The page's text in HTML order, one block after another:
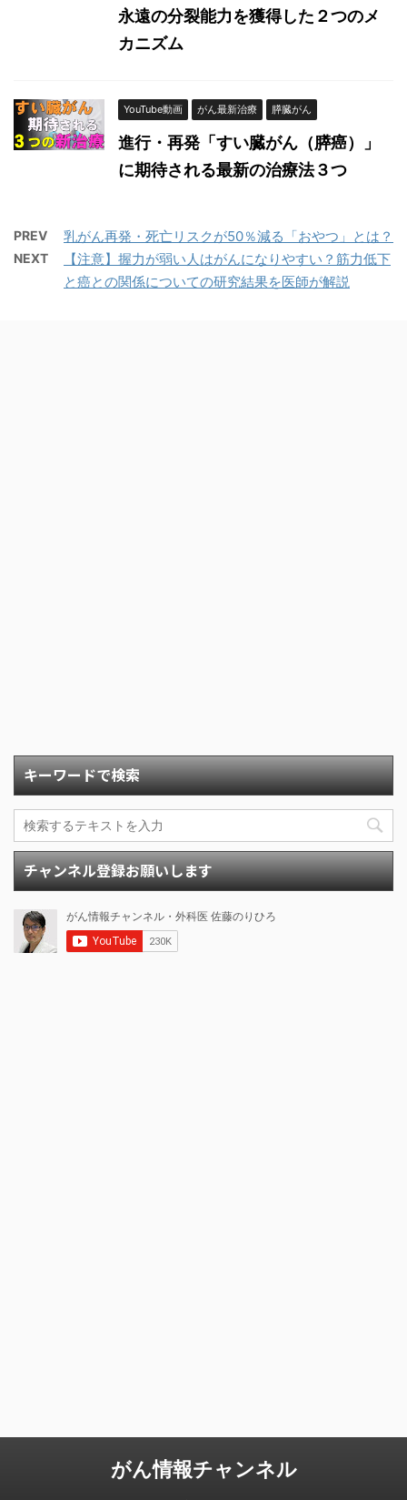
永遠の分裂能力を獲得した２つのメ
カニズム
YouTube動画 がん最新治療 膵臓がん
進行・再発「すい臓がん（膵癌）」
に期待される最新の治療法３つ
PREV 乳がん再発・死亡リスクが50％減る「おやつ」とは？
NEXT
【注意】握力が弱い人はがんになりやすい？筋力低下
と癌との関係についての研究結果を医師が解説
キーワードで検索
チャンネル登録お願いします
がん情報チャンネル